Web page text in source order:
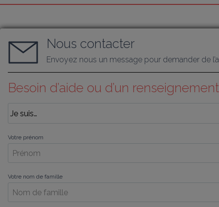
Nous contacter
Envoyez nous un message pour demander de
Besoin d’aide ou d’un
Votre prénom
Votre nom de famille